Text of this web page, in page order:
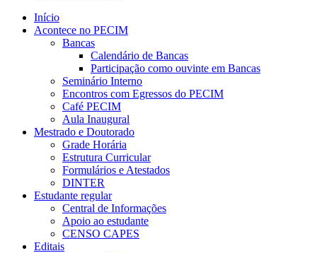
Início
Acontece no PECIM
Bancas
Calendário de Bancas
Participação como ouvinte em Bancas
Seminário Interno
Encontros com Egressos do PECIM
Café PECIM
Aula Inaugural
Mestrado e Doutorado
Grade Horária
Estrutura Curricular
Formulários e Atestados
DINTER
Estudante regular
Central de Informações
Apoio ao estudante
CENSO CAPES
Editais